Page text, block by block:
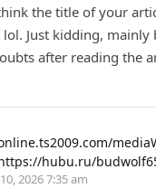
the title of your
Just kidding, mainly
after reading the
hubu.ru/
2026 7:35 am